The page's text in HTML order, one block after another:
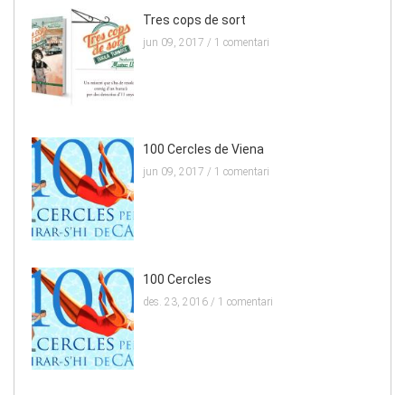
Tres cops de sort
jun 09, 2017 / 1 comentari
100 Cercles de Viena
jun 09, 2017 / 1 comentari
100 Cercles
des. 23, 2016 / 1 comentari